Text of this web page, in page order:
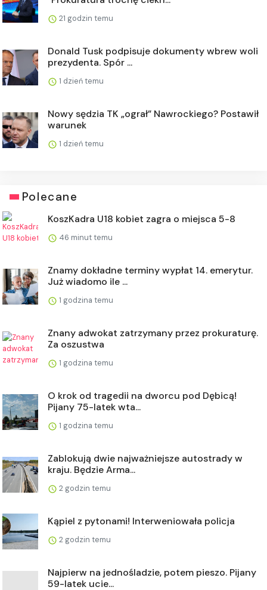
21 godzin temu
Donald Tusk podpisuje dokumenty wbrew woli
prezydenta. Spór ...
1 dzień temu
Nowy sędzia TK „ograł” Nawrockiego? Postawił
warunek
1 dzień temu
Polecane
KoszKadra U18 kobiet zagra o miejsca 5-8
46 minut temu
Znamy dokładne terminy wypłat 14. emerytur.
Już wiadomo ile ...
1 godzina temu
Znany adwokat zatrzymany przez prokuraturę.
Za oszustwa
1 godzina temu
O krok od tragedii na dworcu pod Dębicą!
Pijany 75-latek wta...
1 godzina temu
Zablokują dwie najważniejsze autostrady w
kraju. Będzie Arma...
2 godzin temu
Kąpiel z pytonami! Interweniowała policja
2 godzin temu
Najpierw na jednośladzie, potem pieszo. Pijany
59-latek ucie...